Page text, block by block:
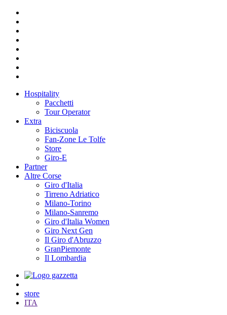
Hospitality
Pacchetti
Tour Operator
Extra
Biciscuola
Fan-Zone Le Tolfe
Store
Giro-E
Partner
Altre Corse
Giro d'Italia
Tirreno Adriatico
Milano-Torino
Milano-Sanremo
Giro d'Italia Women
Giro Next Gen
Il Giro d'Abruzzo
GranPiemonte
Il Lombardia
store
ITA